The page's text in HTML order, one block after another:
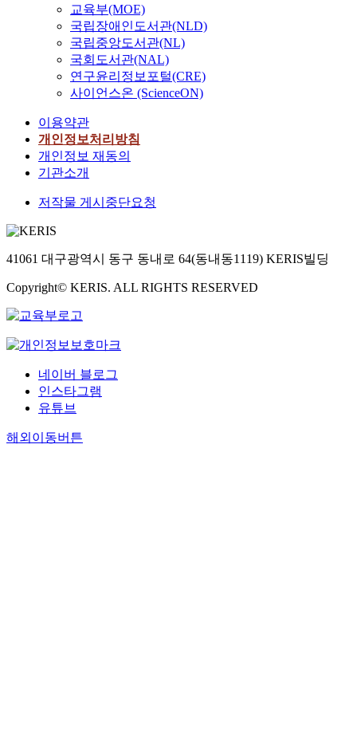
교육부(MOE)
국립장애인도서관(NLD)
국립중앙도서관(NL)
국회도서관(NAL)
연구윤리정보포털(CRE)
사이언스온 (ScienceON)
이용약관
개인정보처리방침
개인정보 재동의
기관소개
저작물 게시중단요청
41061 대구광역시 동구 동내로 64(동내동1119) KERIS빌딩
Copyright© KERIS. ALL RIGHTS RESERVED
네이버 블로그
인스타그램
유튜브
해외이동버튼